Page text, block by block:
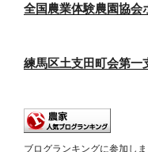
全国農業体験農園協会
練馬区土支田町会第一
ブログランキングに参加し